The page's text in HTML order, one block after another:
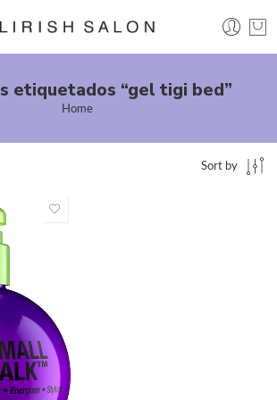
etiquetados “gel tigi bed”
Home
Sort by